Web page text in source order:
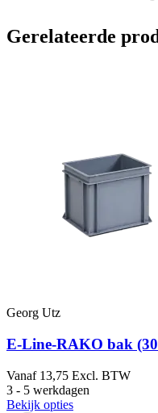
Gerelateerde
Georg Utz
E-Line-RAKO bak
Vanaf 13,75 Excl. BTW
3 - 5 werkdagen
Bekijk opties